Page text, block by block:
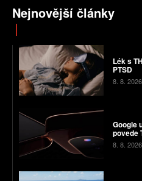
Nejnovější články
Lék s
PTSD
8. 8. 2026
Google
povede
8. 8. 2026